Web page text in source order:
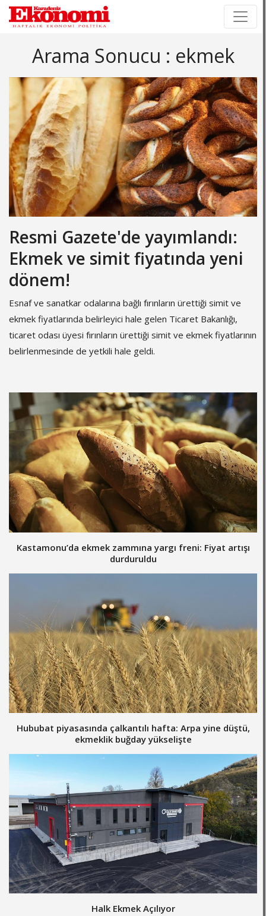
Arama Sonucu : ekmek
Resmi Gazete'de yayımlandı:
Ekmek ve simit fiyatında yeni
dönem!
Esnaf ve sanatkar odalarına bağlı fırınların ürettiği simit ve
ekmek fiyatlarında belirleyici hale gelen Ticaret Bakanlığı,
ticaret odası üyesi fırınların ürettiği simit ve ekmek fiyatlarının
belirlenmesinde de yetkili hale geldi.
Kastamonu’da ekmek zammına yargı freni: Fiyat artışı
durduruldu
Hububat piyasasında çalkantılı hafta: Arpa yine düştü,
ekmeklik buğday yükselişte
Halk Ekmek Açılıyor
×
×